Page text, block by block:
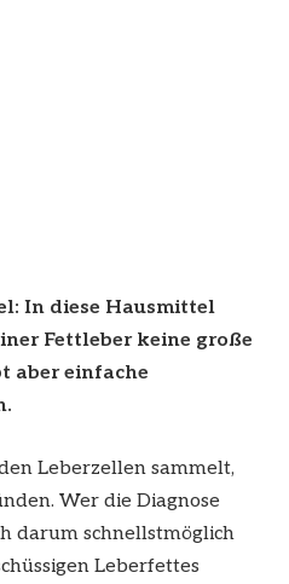
In diese Hausmittel
Fettleber keine große
aber einfache
Leberzellen sammelt,
Wer die Diagnose
darum schnellstmöglich
Leberfettes